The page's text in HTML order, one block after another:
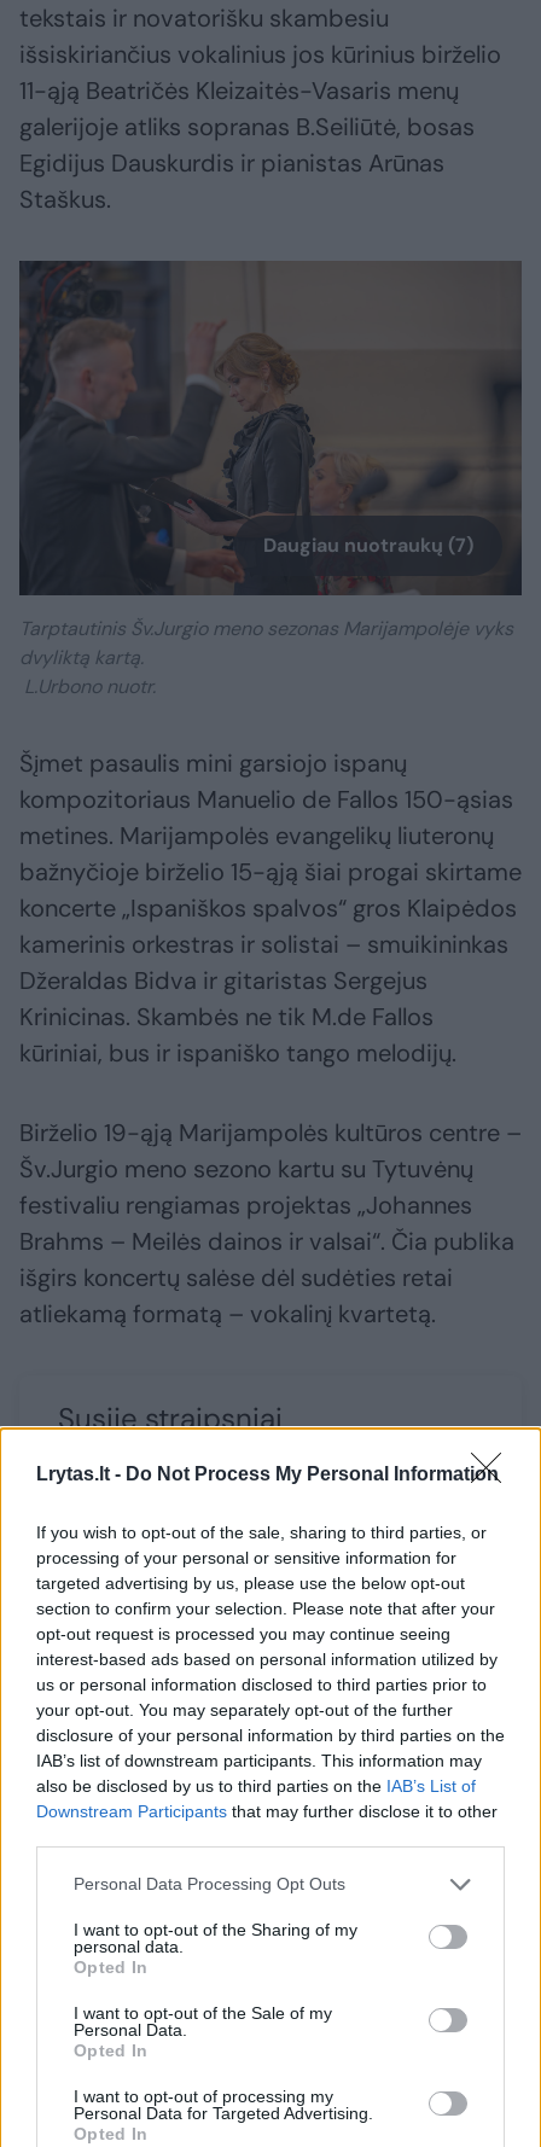
Lrytas.lt - Do Not Process My Personal Information
If you wish to opt-out of the sale, sharing to third parties, or
processing of your personal or sensitive information for
targeted advertising by us, please use the below opt-out
section to confirm your selection. Please note that after your
opt-out request is processed you may continue seeing
interest-based ads based on personal information utilized by
us or personal information disclosed to third parties prior to
your opt-out. You may separately opt-out of the further
disclosure of your personal information by third parties on the
IAB’s list of downstream participants. This information may
also be disclosed by us to third parties on the IAB’s List of
Downstream Participants that may further disclose it to other
Personal Data Processing Opt Outs
I want to opt-out of the Sharing of my
personal data.
Opted In
I want to opt-out of the Sale of my
Personal Data.
Opted In
I want to opt-out of processing my
Personal Data for Targeted Advertising.
Opted In
tekstais ir novatorišku skambesiu
išsiskiriančius vokalinius jos kūrinius birželio
11-ąją Beatričės Kleizaitės-Vasaris menų
galerijoje atliks sopranas B.Seiliūtė, bosas
Egidijus Dauskurdis ir pianistas Arūnas
Staškus.
Daugiau nuotraukų (7)
Tarptautinis Šv.Jurgio meno sezonas Marijampolėje vyks
dvyliktą kartą.
L.Urbono nuotr.
Šįmet pasaulis mini garsiojo ispanų
kompozitoriaus Manuelio de Fallos 150-ąsias
metines. Marijampolės evangelikų liuteronų
bažnyčioje birželio 15-ąją šiai progai skirtame
koncerte „Ispaniškos spalvos“ gros Klaipėdos
kamerinis orkestras ir solistai – smuikininkas
Džeraldas Bidva ir gitaristas Sergejus
Krinicinas. Skambės ne tik M.de Fallos
kūriniai, bus ir ispaniško tango melodijų.
Birželio 19-ąją Marijampolės kultūros centre –
Šv.Jurgio meno sezono kartu su Tytuvėnų
festivaliu rengiamas projektas „Johannes
Brahms – Meilės dainos ir valsai“. Čia publika
išgirs koncertų salėse dėl sudėties retai
atliekamą formatą – vokalinį kvartetą.
Susiję straipsniai
E. Seilius dešimtą kartą
Marijampolei dovanos
festivalį: „Maišom kokteilį iš
klasikos ir šiuolaikinių kūrinių“
Seilius:
ir
Fortepijoninis Justo Šerveniko ir esto Johano
akompanuos vokaliniam kvartetui, kurį
sudarys sopranas K.Zmailaitė, austrų
mecosopranas Christiane Marie Riedl,